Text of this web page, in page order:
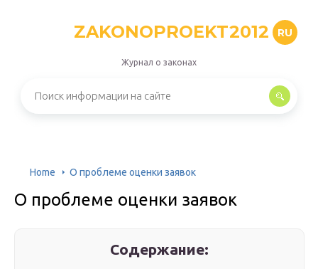
ZAKONOPROEKT2012 RU
Журнал о законах
Home О проблеме оценки заявок
О проблеме оценки заявок
Содержание: